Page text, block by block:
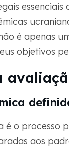
é apenas
objetivos
é o processo
aos